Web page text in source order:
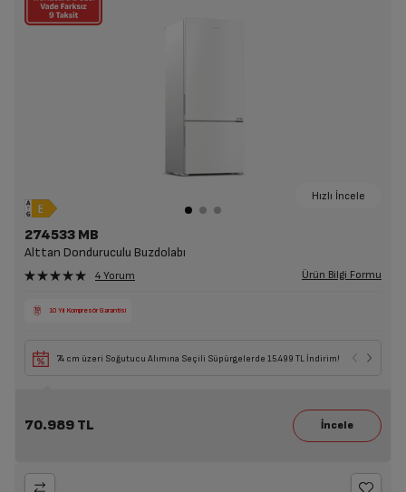
Hızlı İncele
274533 MB
Alttan Donduruculu Buzdolabı
4 Yorum Ürün Bilgi Formu
10 Yıl Kompresör Garantisi
74 cm üzeri Soğutucu Alımına Seçili Süpürgelerde 15.499 TL İndirim!
70.989 TL